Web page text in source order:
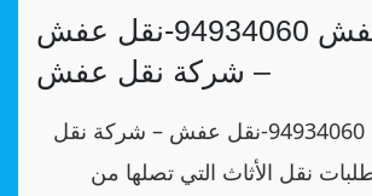
رقم نقل عفش 94934060-نقل عفش
– شركة نقل عفش
رقم نقل عفش 94934060-نقل عفش – شركة نقل
نقل الأثاث التي تصلها من